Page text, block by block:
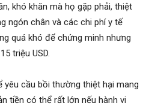
khó khăn mà họ gặp phải, thiệt
ngón chân và các chi phí y tế
quá khó để chứng minh nhưng
triệu USD.
yêu cầu bồi thường thiệt hại mang
tiền có thể rất lớn nếu hành vi